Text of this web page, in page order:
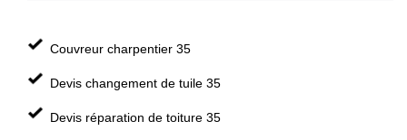
Couvreur charpentier 35
Devis changement de tuile 35
Devis réparation de toiture 35